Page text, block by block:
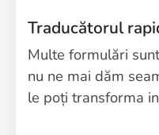
Traducătorul
Multe formulări
nu ne mai dăm
le poți transforma